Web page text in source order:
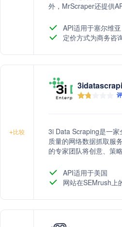
外，MrScraper还提供
API适用于塞尔维亚
定价方式为商务咨
+比较
3i Data Scraping是一
质量的网络数据抓取服
的专家团队将创意、策
API适用于美国
网站在SEMrush上